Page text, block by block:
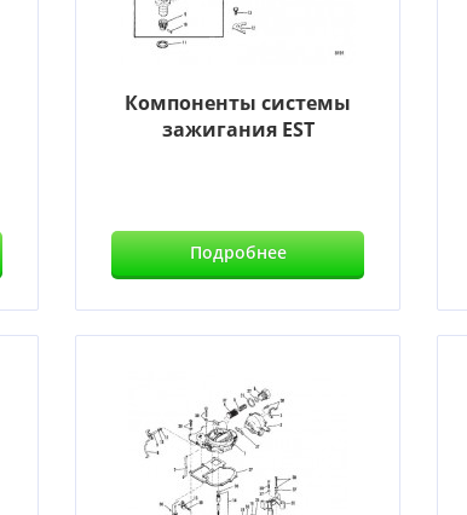
Компоненты системы
зажигания EST
Подробнее